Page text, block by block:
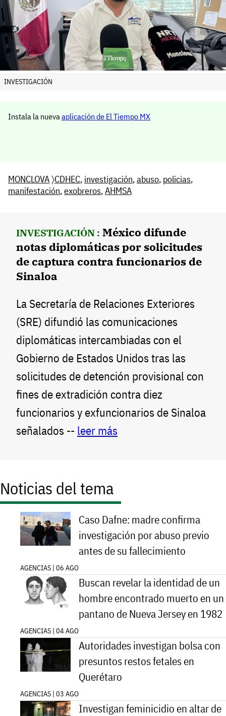
INVESTIGACIÓN
Instala la nuevaaplicación de El Tiempo MX
MONCLOVA〉CDHEC, investigación,abuso, policias,
manifestación,exobreros,AHMSA
INVESTIGACIÓN : México difunde
notas diplomáticas por solicitudes
de captura contra funcionarios de
Sinaloa
La Secretaría de Relaciones Exteriores
(SRE) difundió las comunicaciones
diplomáticas intercambiadas con el
Gobierno de Estados Unidos tras las
solicitudes de detención provisional con
fines de extradición contra diez
funcionarios y exfuncionarios de Sinaloa
señalados -- leer más
Noticias del tema
Caso Dafne: madre confirma
investigación por abuso previo
antes de su fallecimiento
AGENCIAS | 06 AGO
Buscan revelar la identidad de un
hombre encontrado muerto en un
pantano de Nueva Jersey en 1982
AGENCIAS | 04 AGO
Autoridades investigan bolsa con
presuntos restos fetales en
Querétaro
AGENCIAS | 03 AGO
Investigan feminicidio en altar de